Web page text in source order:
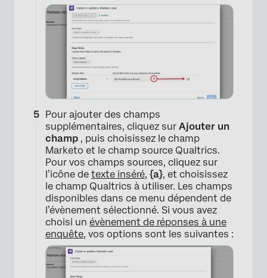
×
Pour ajouter des champs
supplémentaires, cliquez sur Ajouter un
champ , puis choisissez le champ
Marketo et le champ source Qualtrics.
Pour vos champs sources, cliquez sur
l’icône de texte inséré, {a}, et choisissez
le champ Qualtrics à utiliser. Les champs
disponibles dans ce menu dépendent de
l’évènement sélectionné. Si vous avez
choisi un évènement de réponses à une
enquête, vos options sont les suivantes :